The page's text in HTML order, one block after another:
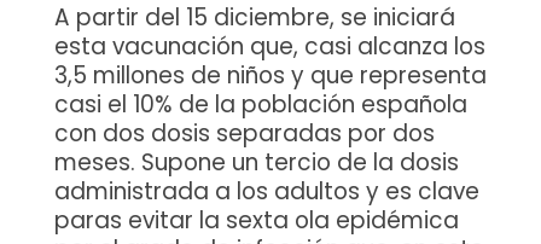
A partir del 15 diciembre, se iniciará
esta vacunación que, casi alcanza los
3,5 millones de niños y que representa
casi el 10% de la población española
con dos dosis separadas por dos
meses. Supone un tercio de la dosis
administrada a los adultos y es clave
paras evitar la sexta ola epidémica